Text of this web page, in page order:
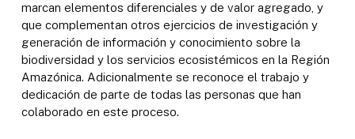
marcan elementos diferenciales y de valor agregado, y
que complementan otros ejercicios de investigación y
generación de información y conocimiento sobre la
biodiversidad y los servicios ecosistémicos en la Región
Amazónica. Adicionalmente se reconoce el trabajo y
dedicación de parte de todas las personas que han
colaborado en este proceso.